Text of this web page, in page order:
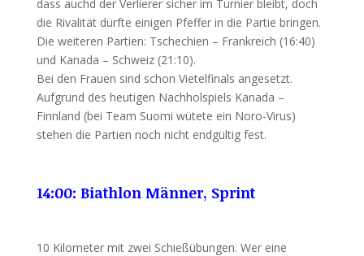
dass auchd der Verlierer sicher im Turnier bleibt, doch
die Rivalität dürfte einigen Pfeffer in die Partie bringen.
Die weiteren Partien: Tschechien – Frankreich (16:40)
und Kanada – Schweiz (21:10).
Bei den Frauen sind schon Vietelfinals angesetzt.
Aufgrund des heutigen Nachholspiels Kanada –
Finnland (bei Team Suomi wütete ein Noro-Virus)
stehen die Partien noch nicht endgültig fest.
14:00: Biathlon Männer, Sprint
10 Kilometer mit zwei Schießübungen. Wer eine